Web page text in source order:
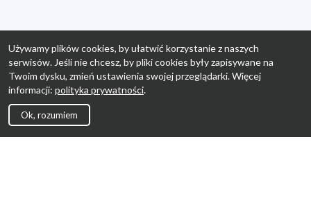
Używamy plików cookies, by ułatwić korzystanie z naszych
serwisów. Jeśli nie chcesz, by pliki cookies były zapisywane na
Twoim dysku, zmień ustawienia swojej przeglądarki. Więcej
informacji: polityka prywatności.
Ok, rozumiem